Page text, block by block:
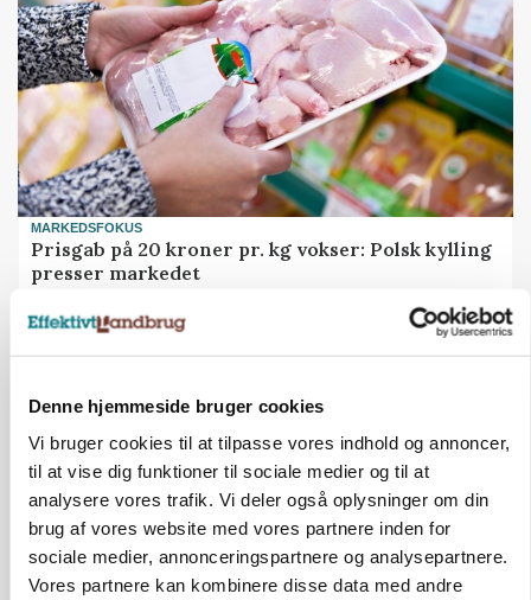
Denne hjemmeside bruger cookies
Vi bruger cookies til at tilpasse vores indhold og annoncer,
til at vise dig funktioner til sociale medier og til at
analysere vores trafik. Vi deler også oplysninger om din
brug af vores website med vores partnere inden for
sociale medier, annonceringspartnere og analysepartnere.
Vores partnere kan kombinere disse data med andre
MARKEDSFOKUS
Prisgab på 20 kroner pr. kg vokser: Polsk kylling
presser markedet